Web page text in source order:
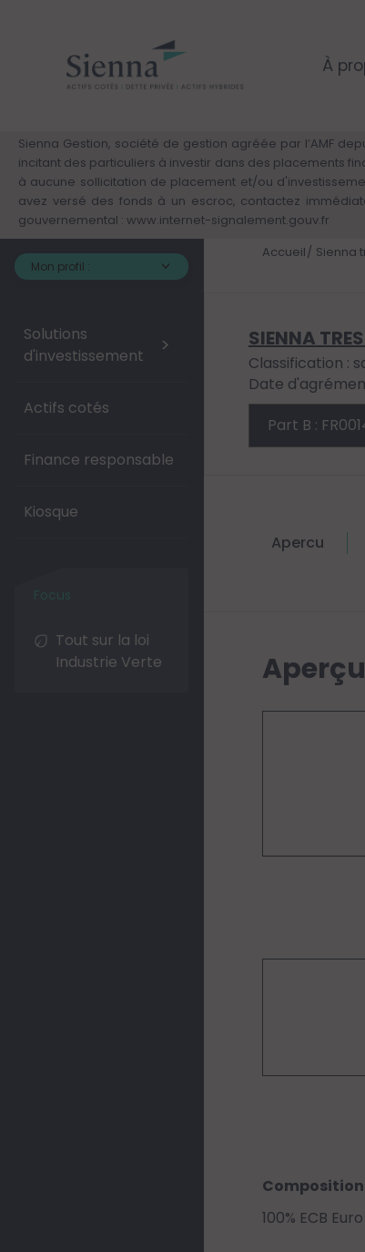
À
Sienna Gestion, société de gestion agréée par l’AMF
incitant des particuliers à investir dans des placements
à aucune sollicitation de placement et/ou
avez versé des fonds à un escroc, contactez
gouvernemental : www.internet-signalement.gouv.fr
Mon profil :
Solutions
d'investissement
>
Actifs cotés
Finance responsable
Kiosque
Tout sur la loi
Industrie Verte
Accueil Sienna
SIENNA
Classification :
Date
Apercu
Aperçu
100% ECB